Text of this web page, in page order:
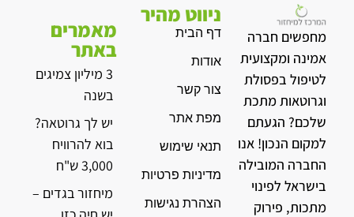
מחפשים חברה
אמינה ומקצועית
לטיפול בפסולת
וגרוטאות מתכת
שלכם? הגעתם
למקום הנכון! אנו
החברה המובילה
בישראל לפינוי
מתכות, פירוק
ניווט מהיר
דף הבית
אודות
צור קשר
מפת אתר
תנאי שימוש
מדיניות פרטיות
הצהרת נגישות
מאמרים
באתר
3 מיליון צמיגים
בשנה
יש לך גרוטאה?
בוא להרוויח
3,000 ש"ח
מיחזור בגדים –